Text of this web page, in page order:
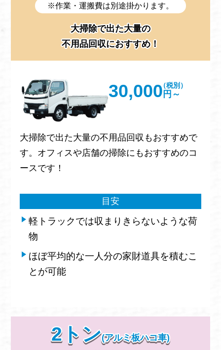
※作業・運搬費は別途掛かります。
大掃除で出た大量の
不用品回収におすすめ！
30,000 円～
（税別）
大掃除で出た大量の不用品回収もおすすめで
す。オフィスや店舗の掃除にもおすすめのコ
ースです！
目安
軽トラックでは収まりきらないような荷
物
ほぼ平均的な一人分の家財道具を積むこ
とが可能
2トン(アルミ板ハコ車)